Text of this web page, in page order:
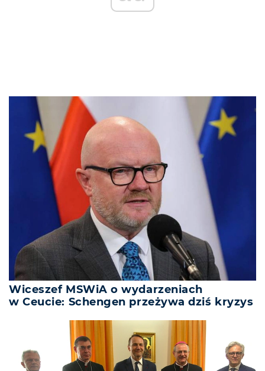
Wiceszef MSWiA o wydarzeniach
w Ceucie: Schengen przeżywa dziś kryzys